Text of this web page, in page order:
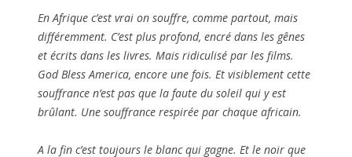
En Afrique c’est vrai on souffre, comme partout, mais
différemment. C’est plus profond, encré dans les gênes
et écrits dans les livres. Mais ridiculisé par les films.
God Bless America, encore une fois. Et visiblement cette
souffrance n’est pas que la faute du soleil qui y est
brûlant. Une souffrance respirée par chaque africain.
A la fin c’est toujours le blanc qui gagne. Et le noir que